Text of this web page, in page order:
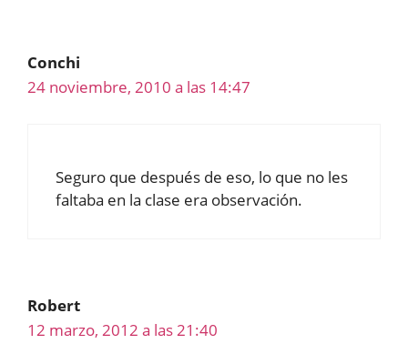
Conchi
24 noviembre, 2010 a las 14:47
Seguro que después de eso, lo que no les
faltaba en la clase era observación.
Robert
12 marzo, 2012 a las 21:40